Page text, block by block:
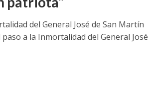
del General José de San Martín
a la Inmortalidad del General José